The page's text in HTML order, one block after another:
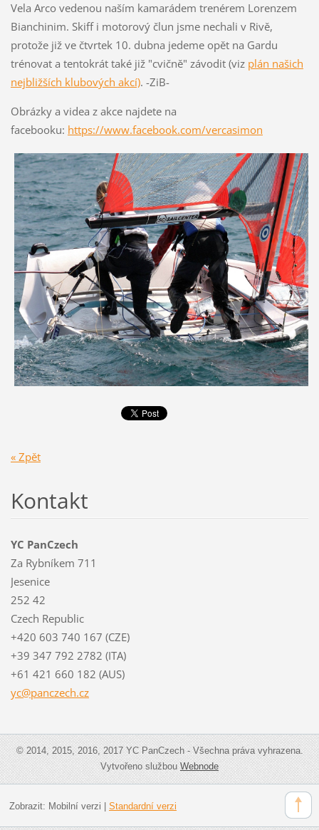
Vela Arco vedenou naším kamarádem trenérem Lorenzem
Bianchinim. Skiff i motorový člun jsme nechali v Rivě,
protože již ve čtvrtek 10. dubna jedeme opět na Gardu
trénovat a tentokrát také již "cvičně" závodit (viz plán našich
nejbližších klubových akcí). -ZiB-
Obrázky a videa z akce najdete na
facebooku: https://www.facebook.com/vercasimon
« Zpět
Kontakt
YC PanCzech
Za Rybníkem 711
Jesenice
252 42
Czech Republic
+420 603 740 167 (CZE)
+39 347 792 2782 (ITA)
+61 421 660 182 (AUS)
yc@panczech.cz
© 2014, 2015, 2016, 2017 YC PanCzech - Všechna práva vyhrazena.
Vytvořeno službouWebnode
Zobrazit: Mobilní verzi Standardní verzi